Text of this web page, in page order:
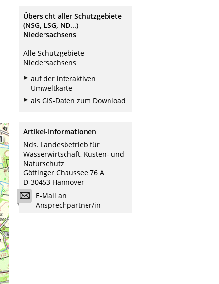
Übersicht aller Schutzgebiete
(NSG, LSG, ND...)
Niedersachsens
Alle Schutzgebiete
Niedersachsens
auf der interaktiven
Umweltkarte
als GIS-Daten zum Download
Artikel-Informationen
Nds. Landesbetrieb für
Wasserwirtschaft, Küsten- und
Naturschutz
Göttinger Chaussee 76 A
D-30453 Hannover
E-Mail an
Ansprechpartner/in